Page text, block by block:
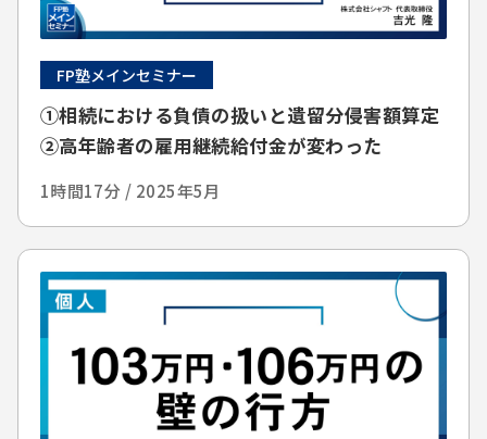
FP塾メインセミナー
①相続における負債の扱いと遺留分侵害額算定
②高年齢者の雇用継続給付金が変わった
1時間17分 / 2025年5月